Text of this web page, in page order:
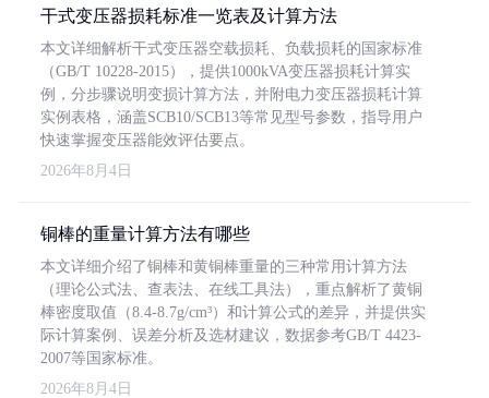
干式变压器损耗标准一览表及计算方法
本文详细解析干式变压器空载损耗、负载损耗的国家标准
（GB/T 10228-2015），提供1000kVA变压器损耗计算实
例，分步骤说明变损计算方法，并附电力变压器损耗计算
实例表格，涵盖SCB10/SCB13等常见型号参数，指导用户
快速掌握变压器能效评估要点。
2026年8月4日
铜棒的重量计算方法有哪些
本文详细介绍了铜棒和黄铜棒重量的三种常用计算方法
（理论公式法、查表法、在线工具法），重点解析了黄铜
棒密度取值（8.4-8.7g/cm³）和计算公式的差异，并提供实
际计算案例、误差分析及选材建议，数据参考GB/T 4423-
2007等国家标准。
2026年8月4日